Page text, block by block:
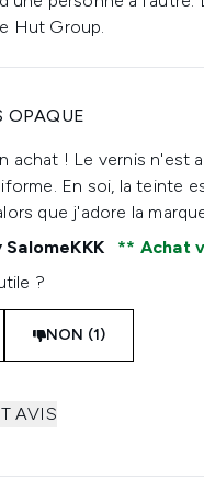
Hut Group.
OPAQUE
de 5
achat ! Le vernis n'est
En soi, la teinte
que j'adore la
SalomeKKK
Achat
?
NON (1)
AVIS